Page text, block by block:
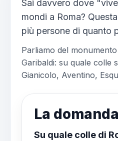
Sai davvero dove
mondi a Roma?
più persone di quanto
Parliamo del
Garibaldi: su quale colle
Gianicolo, Aventino,
La
Su quale colle di